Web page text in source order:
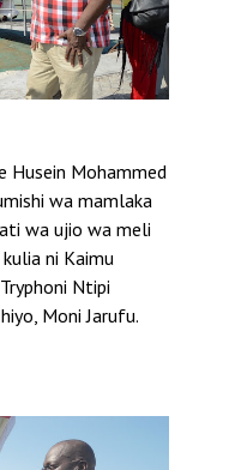
Husein Mohammed
wa mamlaka
wa ujio wa meli
ni Kaimu
Ntipi
Moni Jarufu.